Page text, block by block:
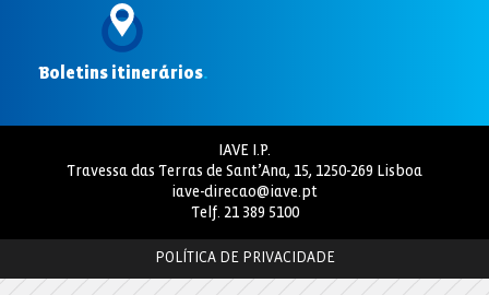
Boletins itinerários.
IAVE I.P.
Travessa das Terras de Sant’Ana, 15, 1250-269 Lisboa
iave-direcao@iave.pt
Telf. 21 389 5100
POLÍTICA DE PRIVACIDADE